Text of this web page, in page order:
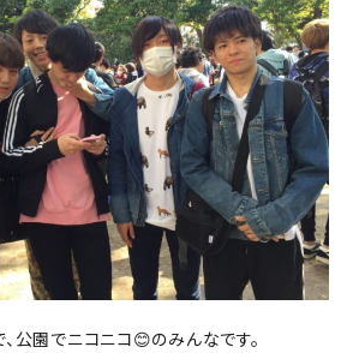
公園でニコニコ😊のみんなです。